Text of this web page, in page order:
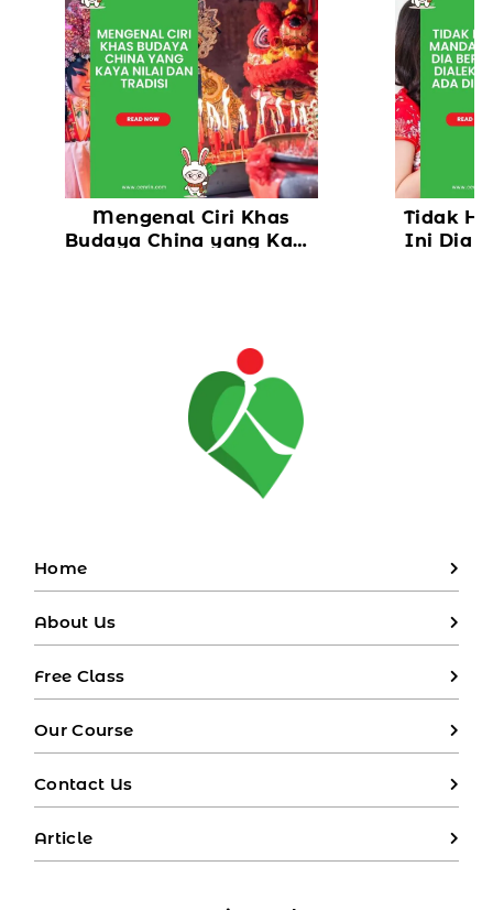
Mengenal Ciri Khas
Budaya China yang Kaya
Tidak
Ini Dia
Home
About Us
Free Class
Our Course
Contact Us
Article